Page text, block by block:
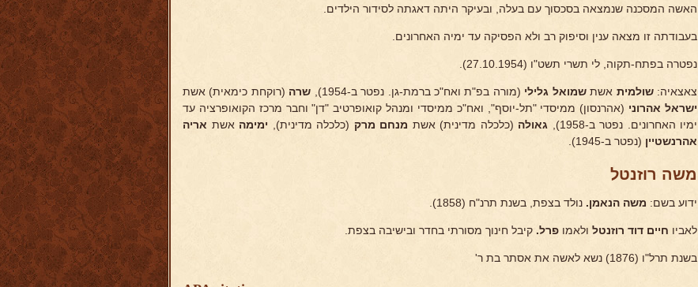
האשה המסכנה שנמצאה בסכסוך עם בעלה, ובעיקר היתה דאגתה לסידור הילדים.
בעבודתה זו מצאה ענין וסיפוק רב ולא הפסיקה עד ימיה האחרונים.
נפטרה בפתח-תקוה, לי תשרי תשט"ו (27.10.1954).
צאצאיה:שולמית אשתשמואל גלילי (מורה בפ"ת ואח"כ ברמת-גן. נפטר ב-1954), שרה (רוקחת כימאית) אשת
ישראל אהרוני (אהרנסון) ממיסדי "תל-יוסף", ואח"כ ממיסדי ומנהל קואופרטיב "דן" וחבר מרכז הקואופרציה עד
ימיו האחרונים. נפטר ב-1958),
גאולה (כלכלה מדינית) אשת מנחם מרק (כלכלה מדינית), ימימה אשת אריה
אהרנשטיין (נפטר ב-1945).
משה רוזנטל
ידוע בשם: משה הנאמן. נולד בצפת, בשנת תרנ"ח (1858).
לאביו חיים דוד רוזנטל ולאמו פרל. קיבל חינוך מסורתי בחדר ובישיבה בצפת.
בשנת תרל"ו (1876) נשא לאשה את אסתר בת ר'